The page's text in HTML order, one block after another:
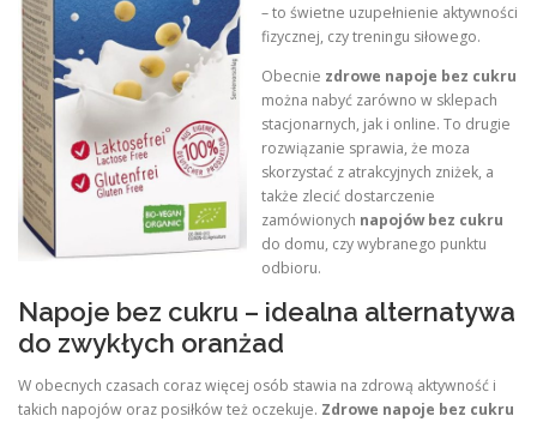
– to świetne uzupełnienie aktywności
fizycznej, czy treningu siłowego.
Obecnie zdrowe napoje bez cukru
można nabyć zarówno w sklepach
stacjonarnych, jak i online. To drugie
rozwiązanie sprawia, że moza
skorzystać z atrakcyjnych zniżek, a
także zlecić dostarczenie
zamówionych napojów bez cukru
do domu, czy wybranego punktu
odbioru.
Napoje bez cukru – idealna alternatywa
do zwykłych oranżad
W obecnych czasach coraz więcej osób stawia na zdrową aktywność i
takich napojów oraz posiłków też oczekuje. Zdrowe napoje bez cukru